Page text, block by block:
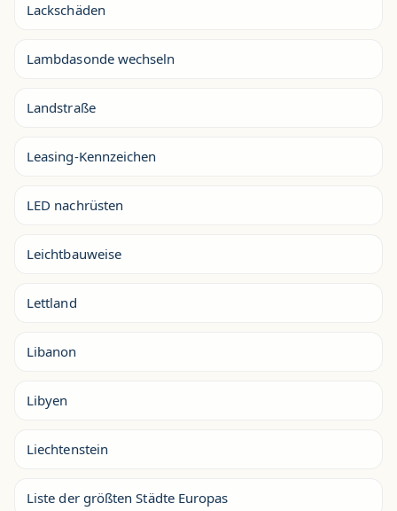
Lackschäden
Lambdasonde wechseln
Landstraße
Leasing-Kennzeichen
LED nachrüsten
Leichtbauweise
Lettland
Libanon
Libyen
Liechtenstein
Liste der größten Städte Europas